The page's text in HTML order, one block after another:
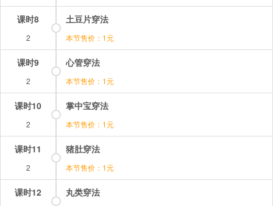
课时8
2
土豆片穿法
本节售价：1元
课时9
2
心管穿法
本节售价：1元
课时10
2
掌中宝穿法
本节售价：1元
课时11
2
猪肚穿法
本节售价：1元
课时12 丸类穿法